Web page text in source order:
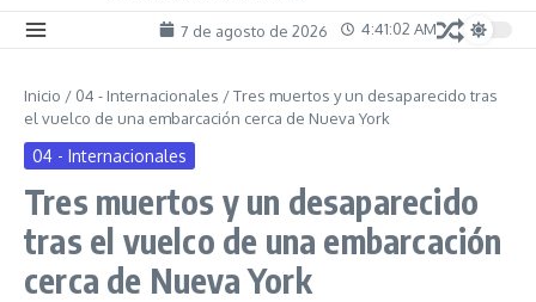
7 de agosto de 2026 4:41:02 AM
Inicio / 04 - Internacionales /Tres muertos y un desaparecido tras
el vuelco de una embarcación cerca de Nueva York
04 - Internacionales
Tres muertos y un desaparecido
tras el vuelco de una embarcación
cerca de Nueva York